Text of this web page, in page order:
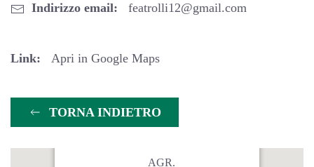
Indirizzo email: featrolli12@gmail.com
Link: Apri in Google Maps
TORNA INDIETRO